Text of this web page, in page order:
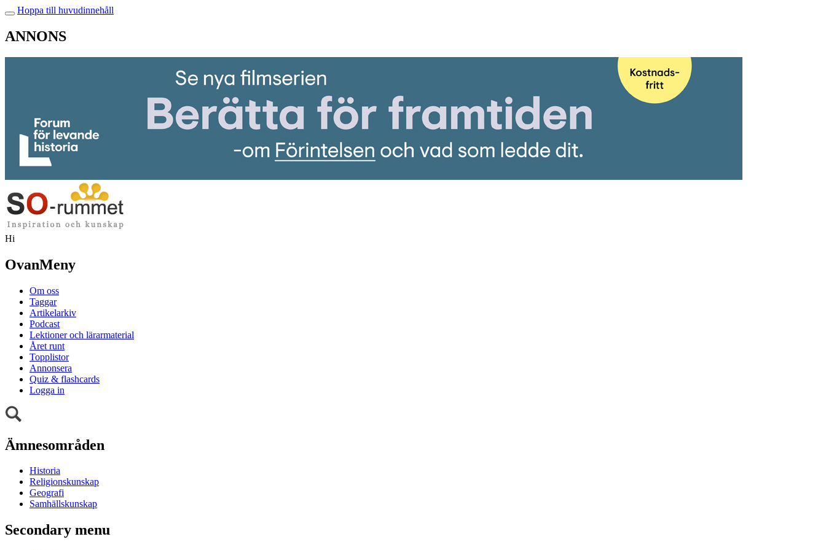
Hoppa till huvudinnehåll
ANNONS
Hi
OvanMeny
Om oss
Taggar
Artikelarkiv
Podcast
Lektioner och lärarmaterial
Året runt
Topplistor
Annonsera
Quiz & flashcards
Logga in
Ämnesområden
Historia
Religionskunskap
Geografi
Samhällskunskap
Secondary menu